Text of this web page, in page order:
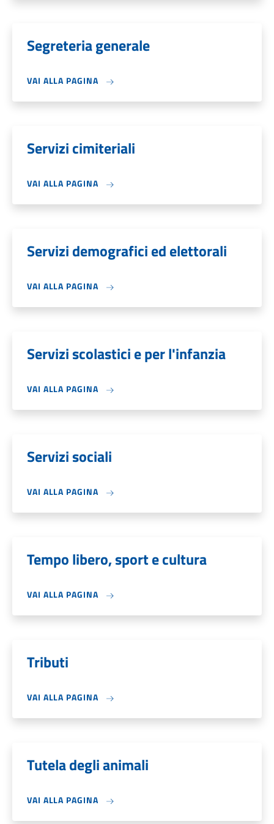
Segreteria generale
VAI ALLA PAGINA
Servizi cimiteriali
VAI ALLA PAGINA
Servizi demografici ed elettorali
VAI ALLA PAGINA
Servizi scolastici e per l'infanzia
VAI ALLA PAGINA
Servizi sociali
VAI ALLA PAGINA
Tempo libero, sport e cultura
VAI ALLA PAGINA
Tributi
VAI ALLA PAGINA
Tutela degli animali
VAI ALLA PAGINA